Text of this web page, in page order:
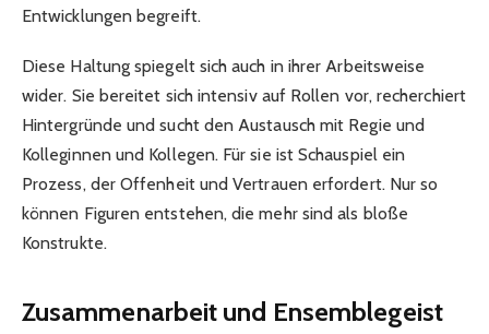
Entwicklungen begreift.
Diese Haltung spiegelt sich auch in ihrer Arbeitsweise
wider. Sie bereitet sich intensiv auf Rollen vor, recherchiert
Hintergründe und sucht den Austausch mit Regie und
Kolleginnen und Kollegen. Für sie ist Schauspiel ein
Prozess, der Offenheit und Vertrauen erfordert. Nur so
können Figuren entstehen, die mehr sind als bloße
Konstrukte.
Zusammenarbeit und Ensemblegeist